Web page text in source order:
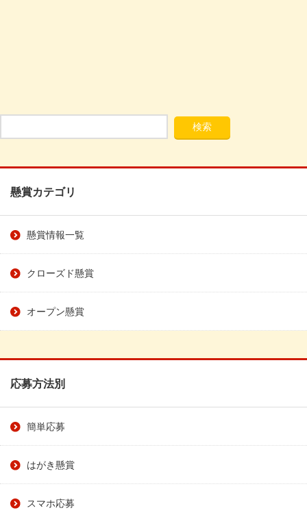
懸賞カテゴリ
懸賞情報一覧
クローズド懸賞
オープン懸賞
応募方法別
簡単応募
はがき懸賞
スマホ応募